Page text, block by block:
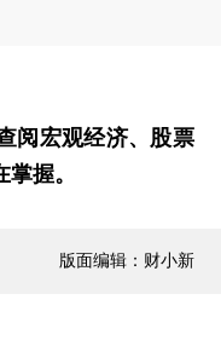
阅宏观经济、股票
握。
版面编辑：财小新